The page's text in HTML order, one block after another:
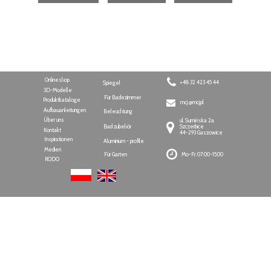
Inspirationen
Medien
Kontakt
Über uns
mcj @mcj.pl
ul. Sumińska 2a
Szczerbice
44-293 Gaszowice
+48 32 423 45 44
Für Garten
Aluminium - profile
Bad zubehör
Beleuchtung
Für Badezimmer
Spiegel
Onlineshop
RODO
Produktkataloge
Aufbauanleitungen
3D-Modelle
Mo-Fr: 07:00-15:00